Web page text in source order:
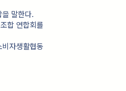
말한다.
합 연합회를
자생활협동